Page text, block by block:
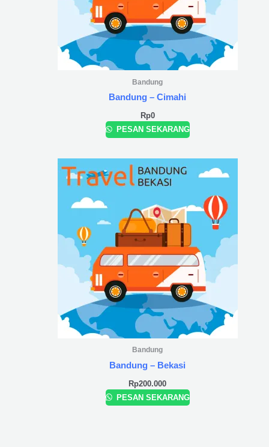
Bandung
Bandung – Cimahi
Rp0
PESAN SEKARANG
Bandung
Bandung – Bekasi
Rp200.000
PESAN SEKARANG